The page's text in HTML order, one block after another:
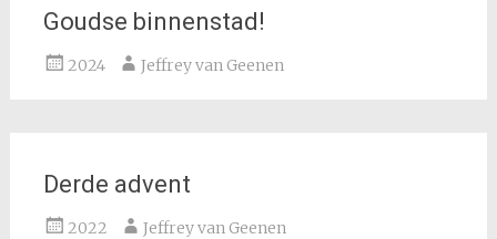
Goudse binnenstad!
2024 Jeffrey van Geenen
Derde advent
2022 Jeffrey van Geenen